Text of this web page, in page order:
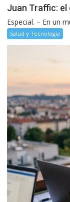
Juan Traffic: el
Especial. – En un
Salud y Tecnología